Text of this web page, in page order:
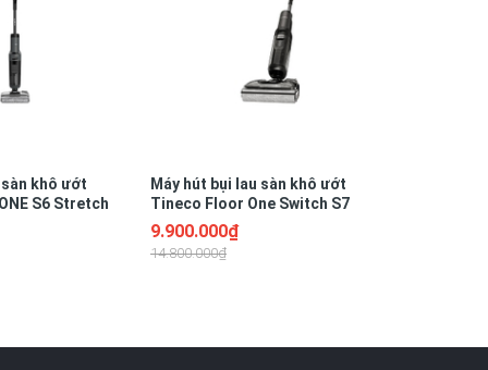
sàn khô ướt
S6 Stretch
Máy hút bụi lau sàn khô ướt
Tineco Floor One Switch S7
Stretch
9.900.000₫
14.800.000₫